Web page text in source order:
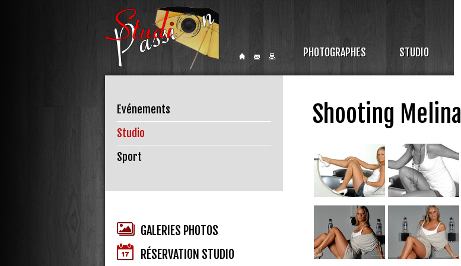
PHOTOGRAPHES STUDIO
Evénements
Studio
Sport
GALERIES PHOTOS
RÉSERVATION STUDIO
Shooting Melina